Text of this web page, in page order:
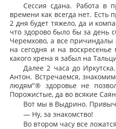
Сессия сдана. Работа в
времени как всегда нет.
2 дня будет тяжело, да и
что здорово было бы за день
Черемхово, а все
на сегодня и на
какого хрена я забыл на
Далее 2 часа до
Антон. Встречаемся,
людям"® здоровье не
Порожистые, да во всякие
Вот мы в Выдрино.
— Ну, за знакомство!
Во втором часу все